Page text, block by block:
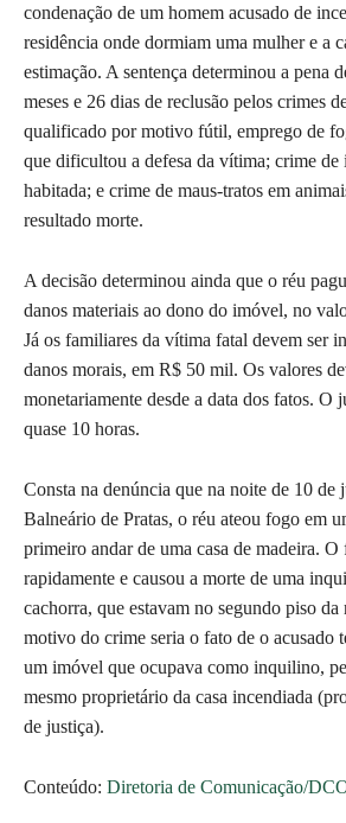
condenação de um homem acusado de
residência onde dormiam uma mulher e a
estimação. A sentença determinou a pena
meses e 26 dias de reclusão pelos crimes
qualificado por motivo fútil, emprego de
que dificultou a defesa da vítima; crime de
habitada; e crime de maus-tratos em
resultado morte.
A decisão determinou ainda que o réu
danos materiais ao dono do imóvel, no
Já os familiares da vítima fatal devem ser
danos morais, em R$ 50 mil. Os valores
monetariamente desde a data dos fatos. O
quase 10 horas.
Consta na denúncia que na noite de 10 de
Balneário de Pratas, o réu ateou fogo em
primeiro andar de uma casa de madeira. O
rapidamente e causou a morte de uma
cachorra, que estavam no segundo piso da
motivo do crime seria o fato de o acusado
um imóvel que ocupava como inquilino,
mesmo proprietário da casa incendiada
de justiça).
Conteúdo: Diretoria de Comunicação/